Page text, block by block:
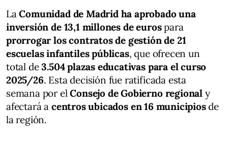
LaComunidad de Madrid ha aprobado una
inversión de 13,1 millones de eurospara
prorrogar los contratos de gestión de 21
escuelas infantiles públicas, que ofrecen un
total de3.504 plazas educativas para el curso
2025/26. Esta decisión fue ratificada esta
semana por elConsejo de Gobierno regional y
afectará a centros ubicados en 16 municipiosde
la región.